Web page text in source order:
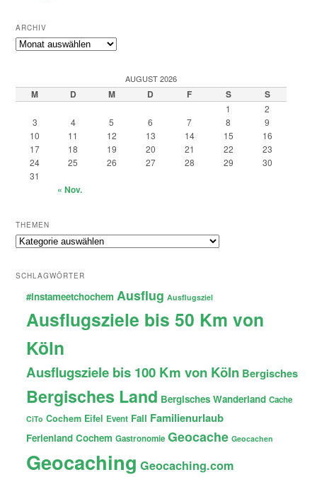
ARCHIV
Archiv
AUGUST 2026
M D M D F S S
1
2
3
4 5 6 7 8
9
10
11 12 13 14 15
16
17
18 19 20 21 22
23
24
25 26 27 28 29
30
31
« Nov.
THEMEN
Themen
SCHLAGWÖRTER
#instameetchochem Ausflug Ausflugsziel
Ausflugsziele bis 50 Km von
Köln
Ausflugsziele bis 100 Km von Köln Bergisches
Bergisches Land Bergisches Wanderland Cache
CiTo Cochem Eifel Event Fail Familienurlaub
Ferienland Cochem Gastronomie Geocache Geocachen
Geocaching Geocaching.com